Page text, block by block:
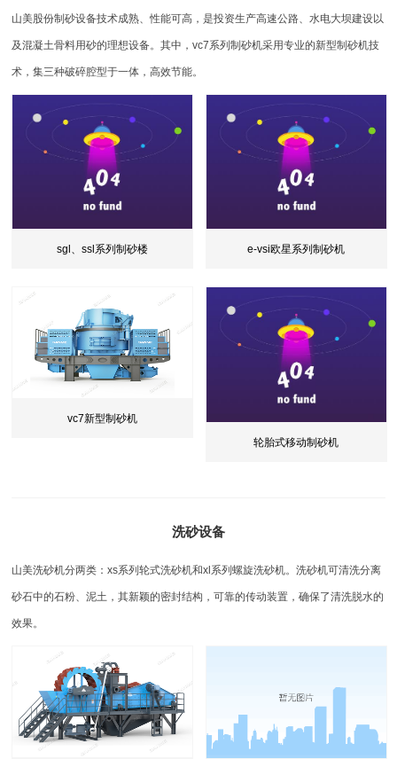
山美股份制砂设备技术成熟、性能可高，是投资生产高速公路、水电大坝建设以
及混凝土骨料用砂的理想设备。其中，vc7系列制砂机采用专业的新型制砂机技
术，集三种破碎腔型于一体，高效节能。
sgl、ssl系列制砂楼 e-vsi欧星系列制砂机
vc7新型制砂机
轮胎式移动制砂机
洗砂设备
山美洗砂机分两类：xs系列轮式洗砂机和xl系列螺旋洗砂机。洗砂机可清洗分离
砂石中的石粉、泥土，其新颖的密封结构，可靠的传动装置，确保了清洗脱水的
效果。